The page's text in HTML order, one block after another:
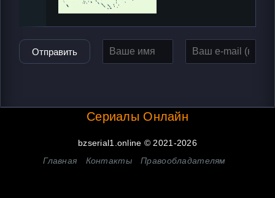
Отправить
Сериалы Онлайн
bzserial1.online © 2021-2026
Главная
Контакты Правообладателям